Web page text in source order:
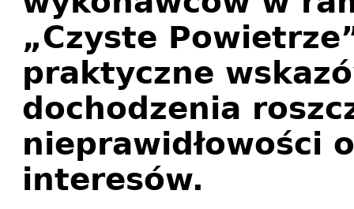
„Czyste
praktyczne
dochodzenia
nieprawidłowości
interesów.